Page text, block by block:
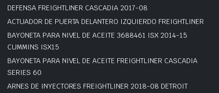
DEFENSA FREIGHTLINER CASCADIA 2017-08
ACTUADOR DE PUERTA DELANTERO IZQUIERDO FREIGHTLINER
BAYONETA PARA NIVEL DE ACEITE 3688461 ISX 2014-15
CUMMINS ISX15
BAYONETA PARA NIVEL DE ACEITE FREIGHTLINER CASCADIA
SERIES 60
ARNES DE INYECTORES FREIGHTLINER 2018-08 DETROIT